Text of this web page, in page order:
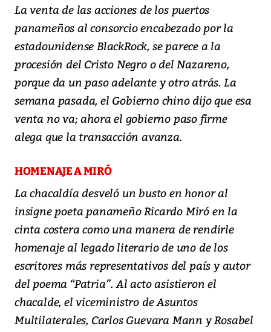
La venta de las acciones de los puertos
panameños al consorcio encabezado por la
estadounidense BlackRock, se parece a la
procesión del Cristo Negro o del Nazareno,
porque da un paso adelante y otro atrás. La
semana pasada, el Gobierno chino dijo que esa
venta no va; ahora el gobierno paso firme
alega que la transacción avanza.
HOMENAJE A MIRÓ
La chacaldía desveló un busto en honor al
insigne poeta panameño Ricardo Miró en la
cinta costera como una manera de rendirle
homenaje al legado literario de uno de los
escritores más representativos del país y autor
del poema “Patria”. Al acto asistieron el
chacalde, el viceministro de Asuntos
Multilaterales, Carlos Guevara Mann y Rosabel